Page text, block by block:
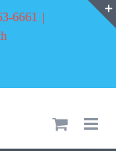
6661 |